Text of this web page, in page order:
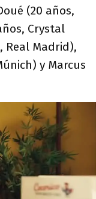
(20 años,
Crystal
Real Madrid),
y Marcus